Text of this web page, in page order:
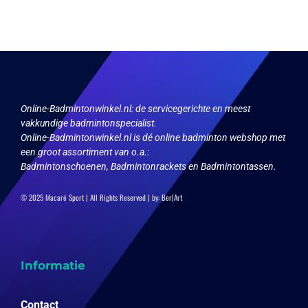
worden
productpagina
worden
productpagina
Online-Badmintonwinkel.nl:de servicegerichte en meest
vakkundige badmintonspecialist.
Online-Badmintonwinkel.nl is dé online badminton webshop met
een groot assortiment van o.a.:
Badmintonschoenen, Badmintonrackets en Badmintontassen.
© 2025 Macaré Sport | All Rights Reserved | by:Ber|Art
Informatie
Contact